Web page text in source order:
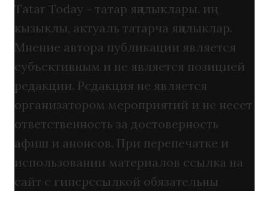
Tatar Today - татар яңалыклары. иң
кызыклы, актуаль татарча яңалыклар.
Мнение автора публикации является
субъективным и не является позицией
редакции. Редакция не является
организатором мероприятий и не несет
ответственность за достоверность
афиш и анонсов. При перепечатке и
использовании материалов ссылка на
сайт с гиперссылкой обязательны